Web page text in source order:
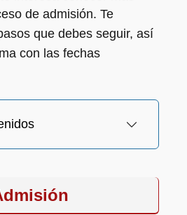
de admisión. Te
que debes seguir, así
con las fechas